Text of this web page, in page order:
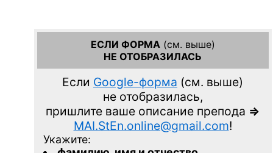
ЕСЛИ ФОРМА (см. выше)
НЕ ОТОБРАЗИЛАСЬ
Если Google-форма (см. выше)
не отобразилась,
пришлите ваше описание препода =>
MAI.StEn.online@gmail.com!
Укажите: